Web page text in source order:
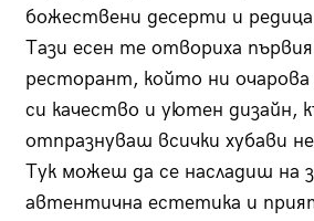
божествени десерти и редица
Тази есен те отвориха
ресторант, който ни
си качество и уютен дизайн,
отпразнуваш всички хубави
Тук можеш да се насладиш на
автентична естетика и